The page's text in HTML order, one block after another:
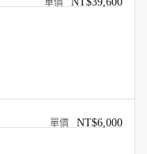
NT$6,000